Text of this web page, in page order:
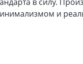
и